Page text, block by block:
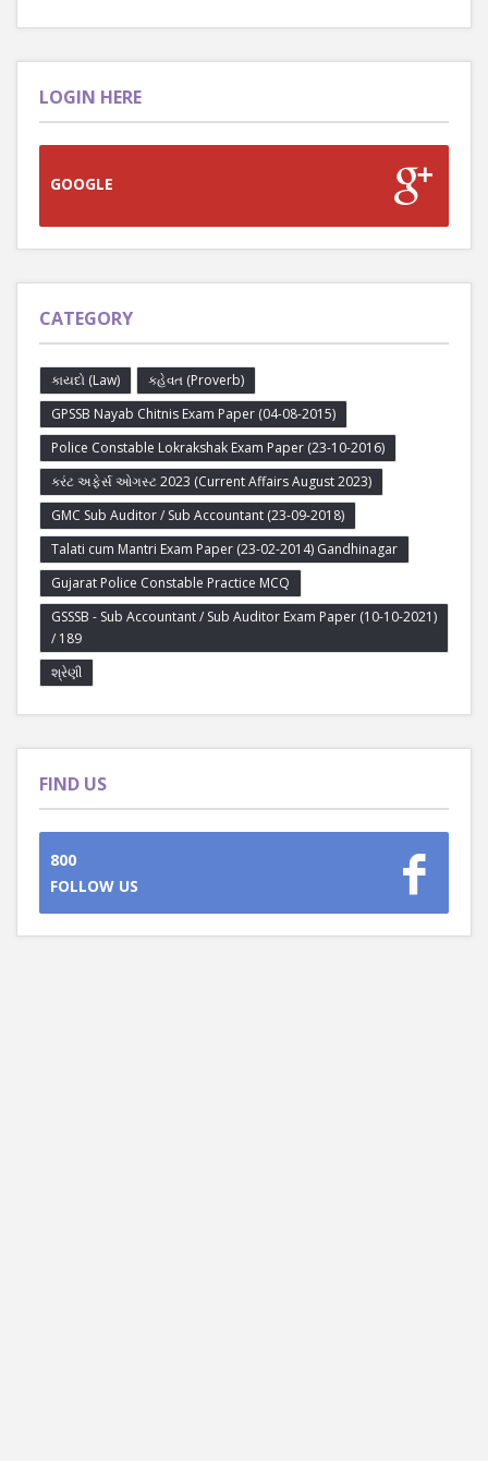
LOGIN HERE
GOOGLE
CATEGORY
કાયદો (Law)
કહેવત (Proverb)
GPSSB Nayab Chitnis Exam Paper (04-08-2015)
Police Constable Lokrakshak Exam Paper (23-10-2016)
કરંટ અફેર્સ ઓગસ્ટ 2023 (Current Affairs August 2023)
GMC Sub Auditor / Sub Accountant (23-09-2018)
Talati cum Mantri Exam Paper (23-02-2014) Gandhinagar
Gujarat Police Constable Practice MCQ
GSSSB - Sub Accountant / Sub Auditor Exam Paper (10-10-2021)
/ 189
શ્રેણી
FIND US
800
FOLLOW US